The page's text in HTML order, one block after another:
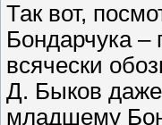
Так вот,
Бондарчука –
всячески
Д. Быков
младшему